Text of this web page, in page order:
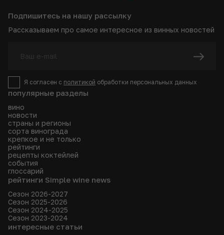
популярные разделы
вино
новости
страны и регионы
сорта винограда
крепкое и не только
рейтинги
рецепты коктейлей
события
глоссарий
рейтинги Simple wine news
Сезон 2026-2027
Сезон 2025-2026
Сезон 2024-2025
Сезон 2023-2024
интересные статьи
Подпишитесь на нашу рассылку
Рассказываем про самое интересное из винных новостей
Я согласен с политикой обработки персональных данных